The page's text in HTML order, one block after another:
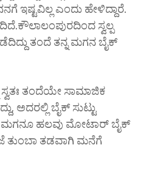
ಇಷ್ಟವಿಲ್ಲ ಎಂದು ಹೇಳಿದ್ದಾರೆ.
ಸ್ವಲ್ಪ
ತಂದೆ ತನ್ನ ಮಗನ ಬೈಕ್
ತಂದೆಯೇ ಸಾಮಾಜಿಕ
ಅದರಲ್ಲಿ ಬೈಕ್ ಸುಟ್ಟು
ಹಲವು ಮೋಟಾರ್ ಬೈಕ್
ತುಂಬಾ ತಡವಾಗಿ ಮನೆಗೆ